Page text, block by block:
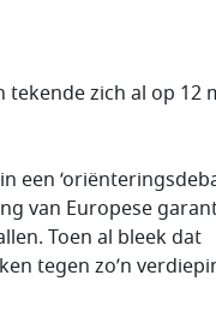
zich al op 12
een
van Europese
Toen al bleek dat
tegen zo’n